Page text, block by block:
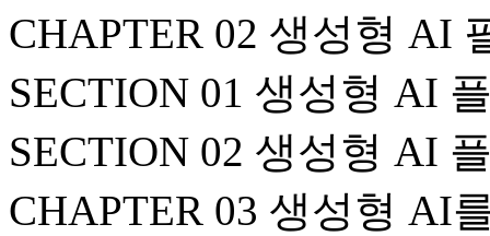
CHAPTER 02 생성형 AI
SECTION 01 생성형 AI
SECTION 02 생성형 AI
CHAPTER 03 생성형 AI